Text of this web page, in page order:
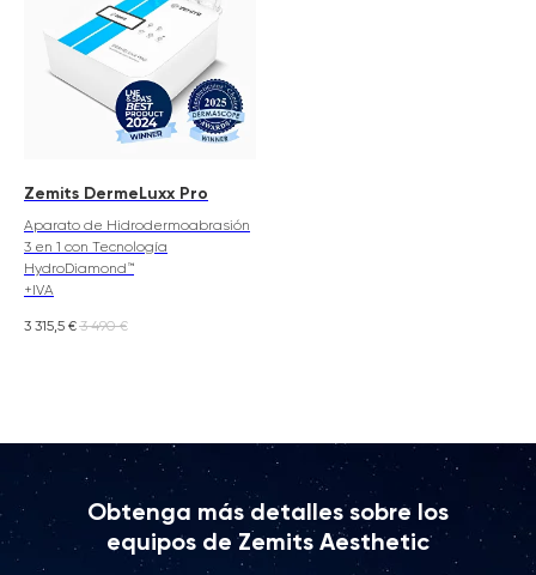
Zemits DermeLuxx Pro
Aparato de Hidrodermoabrasión
3 en 1 con Tecnología
HydroDiamond™
+IVA
3 315,5 € 3 490 €
Obtenga más detalles sobre los
equipos de Zemits Aesthetic